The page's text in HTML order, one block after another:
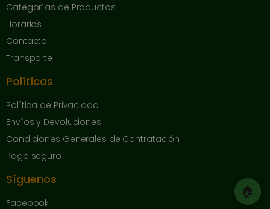
🏠
Categorías de Productos
Horarios
Contacto
Transporte
Políticas
Política de Privacidad
Envíos y Devoluciones
Condiciones Generales de Contratación
Pago seguro
Síguenos
Facebook